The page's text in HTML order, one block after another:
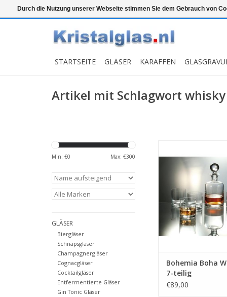
Top klasse Snelle levering Graveren
STARTSEITE GLÄSER KARAFFEN
Artikel mit Schlagwort
Min: €0 Max: €300
GLÄSER
Biergläser
Schnapsgläser
Champagnergläser
Cognacgläser
Cocktailgläser
Entfermentierte Gläser
Gin Tonic Gläser
bestehend aus 1
Dekanter Boha
Volumen von
Whiskygläser von
MEHR INFO
Bohemia Boha
7-teilig
€89,00
Durch die Nutzung unserer Webseite stimmen Sie dem Gebrauch von